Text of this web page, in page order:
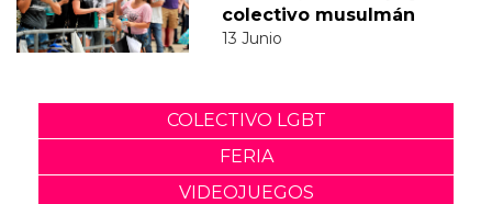
colectivo musulmán
13 Junio
COLECTIVO LGBT
FERIA
VIDEOJUEGOS